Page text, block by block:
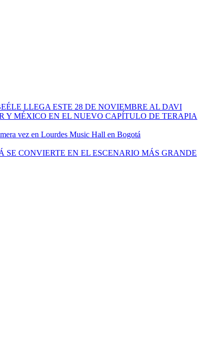
LLEGA ESTE 28 DE NOVIEMBRE AL DAVI
vez en Lourdes Music Hall en Bogotá
SE CONVIERTE EN EL ESCENARIO MÁS GRANDE